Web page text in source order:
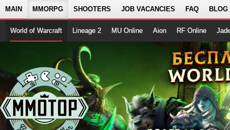
MAIN MMORPG SHOOTERS JOB VACANCIES FAQ BLOG
World of Warcraft Lineage 2 MU Online Aion RF Online